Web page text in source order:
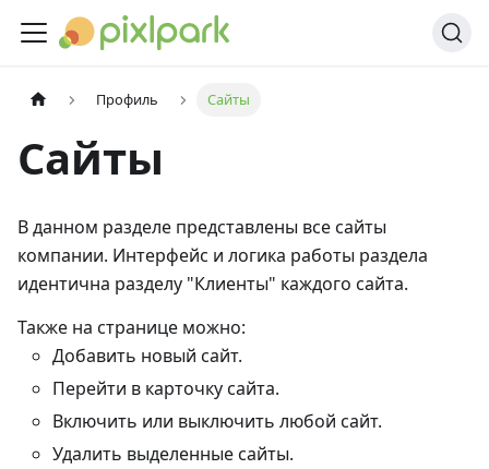
Профиль Сайты
Сайты
В данном разделе представлены все сайты
компании. Интерфейс и логика работы раздела
идентична разделу "Клиенты" каждого сайта.
Также на странице можно:
Добавить новый сайт.
Перейти в карточку сайта.
Включить или выключить любой сайт.
Удалить выделенные сайты.